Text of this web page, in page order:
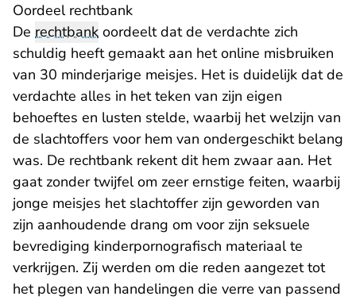
Oordeel rechtbank
De rechtbank oordeelt dat de verdachte zich
schuldig heeft gemaakt aan het online misbruiken
van 30 minderjarige meisjes. Het is duidelijk dat de
verdachte alles in het teken van zijn eigen
behoeftes en lusten stelde, waarbij het welzijn van
de slachtoffers voor hem van ondergeschikt belang
was. De rechtbank rekent dit hem zwaar aan. Het
gaat zonder twijfel om zeer ernstige feiten, waarbij
jonge meisjes het slachtoffer zijn geworden van
zijn aanhoudende drang om voor zijn seksuele
bevrediging kinderpornografisch materiaal te
verkrijgen. Zij werden om die reden aangezet tot
het plegen van handelingen die verre van passend